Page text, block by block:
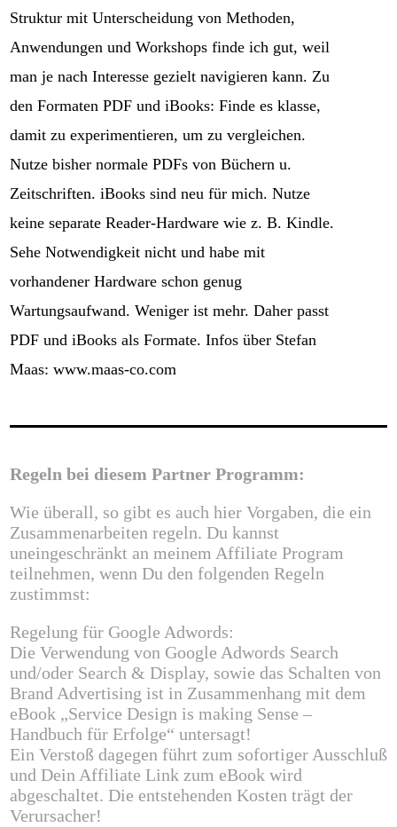
Struktur mit Unterscheidung von Methoden,
Anwendungen und Workshops finde ich gut, weil
man je nach Interesse gezielt navigieren kann. Zu
den Formaten PDF und iBooks: Finde es klasse,
damit zu experimentieren, um zu vergleichen.
Nutze bisher normale PDFs von Büchern u.
Zeitschriften. iBooks sind neu für mich. Nutze
keine separate Reader-Hardware wie z. B. Kindle.
Sehe Notwendigkeit nicht und habe mit
vorhandener Hardware schon genug
Wartungsaufwand. Weniger ist mehr. Daher passt
PDF und iBooks als Formate. Infos über Stefan
Maas: www.maas-co.com
Regeln bei diesem Partner Programm:
Wie überall, so gibt es auch hier Vorgaben, die ein
Zusammenarbeiten regeln. Du kannst
uneingeschränkt an meinem Affiliate Program
teilnehmen, wenn Du den folgenden Regeln
zustimmst:
Regelung für Google Adwords:
Die Verwendung von Google Adwords Search
und/oder Search & Display, sowie das Schalten von
Brand Advertising ist in Zusammenhang mit dem
eBook „Service Design is making Sense –
Handbuch für Erfolge“ untersagt!
Ein Verstoß dagegen führt zum sofortiger Ausschluß
und Dein Affiliate Link zum eBook wird
abgeschaltet. Die entstehenden Kosten trägt der
Verursacher!